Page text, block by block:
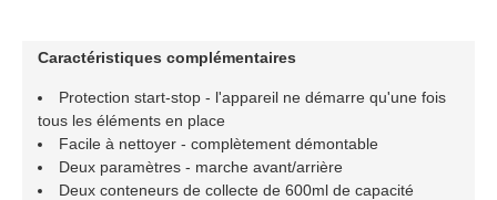
Caractéristiques complémentaires
Protection start-stop - l'appareil ne démarre qu'une fois
tous les éléments en place
Facile à nettoyer - complètement démontable
Deux paramètres - marche avant/arrière
Deux conteneurs de collecte de 600ml de capacité